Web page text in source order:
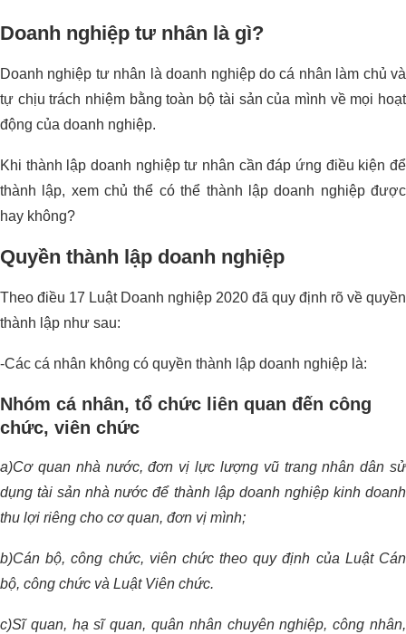
Doanh nghiệp tư nhân là gì?
Doanh nghiệp tư nhân là doanh nghiệp do cá nhân làm chủ và
tự chịu trách nhiệm bằng toàn bộ tài sản của mình về mọi hoạt
động của doanh nghiệp.
Khi thành lập doanh nghiệp tư nhân cần đáp ứng điều kiện để
thành lập, xem chủ thể có thể thành lập doanh nghiệp được
hay không?
Quyền thành lập doanh nghiệp
Theo điều 17 Luật Doanh nghiệp 2020 đã quy định rõ về quyền
thành lập như sau:
-Các cá nhân không có quyền thành lập doanh nghiệp là:
Nhóm cá nhân, tổ chức liên quan đến công
chức, viên chức
a)Cơ quan nhà nước, đơn vị lực lượng vũ trang nhân dân sử
dụng tài sản nhà nước để thành lập doanh nghiệp kinh doanh
thu lợi riêng cho cơ quan, đơn vị mình;
b)Cán bộ, công chức, viên chức theo quy định của Luật Cán
bộ, công chức và Luật Viên chức.
c)Sĩ quan, hạ sĩ quan, quân nhân chuyên nghiệp, công nhân,